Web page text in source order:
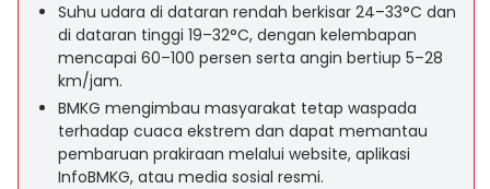
Suhu udara di dataran rendah berkisar 24–33°C dan
di dataran tinggi 19–32°C, dengan kelembapan
mencapai 60–100 persen serta angin bertiup 5–28
km/jam.
BMKG mengimbau masyarakat tetap waspada
terhadap cuaca ekstrem dan dapat memantau
pembaruan prakiraan melalui website, aplikasi
InfoBMKG, atau media sosial resmi.